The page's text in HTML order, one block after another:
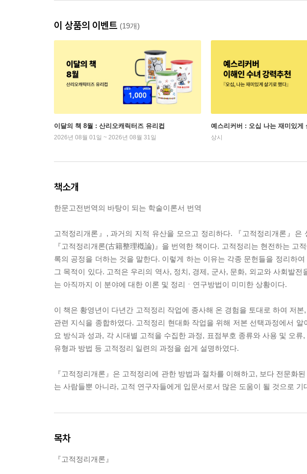
이 상품의 이벤트 (19개)
이달의 책 8월 : 산리오캐릭터즈 유리컵
2026년 08월 01일 ~ 2026년 08월 31일
예스리커버 : 오십 나는 재미있게
상시
책소개
한문고전번역의 바탕이 되는 학술이론서 번역
고적정리개론』, 과거의 지적 유산을 모으고 정리하다. 『고적정리개론』
『고적정리개론(古籍整理槪論)』을 번역한 책이다. 고적정리는 현전하는 고
록의 공정을 더하는 것을 말한다. 이렇게 하는 이유는 각종 문헌들을 정리하
그 목적이 있다. 고적은 우리의 역사, 정치, 경제, 군사, 문화, 외교와 사회발
는 아직까지 이 분야에 대한 이론 및 정리ㆍ연구방법이 미미한 상황이다.
이 책은 황영년이 다년간 고적정리 작업에 종사해 온 경험을 토대로 하여 저
관련 지식을 종합하였다. 고적정리 현대화 작업을 위해 저본 선택과정에서
요 방식과 성과, 각 시대별 고적을 수집한 과정, 표점부호 종류와 사용 및 오
유형과 방법 등 고적정리 일련의 과정을 쉽게 설명하였다.
『고적정리개론』은 고적정리에 관한 방법과 절차를 이해하고, 보다 전문화
는 사람들뿐 아니라, 고적 연구자들에게 입문서로서 많은 도움이 될 것으로 기
목차
『고적정리개론』